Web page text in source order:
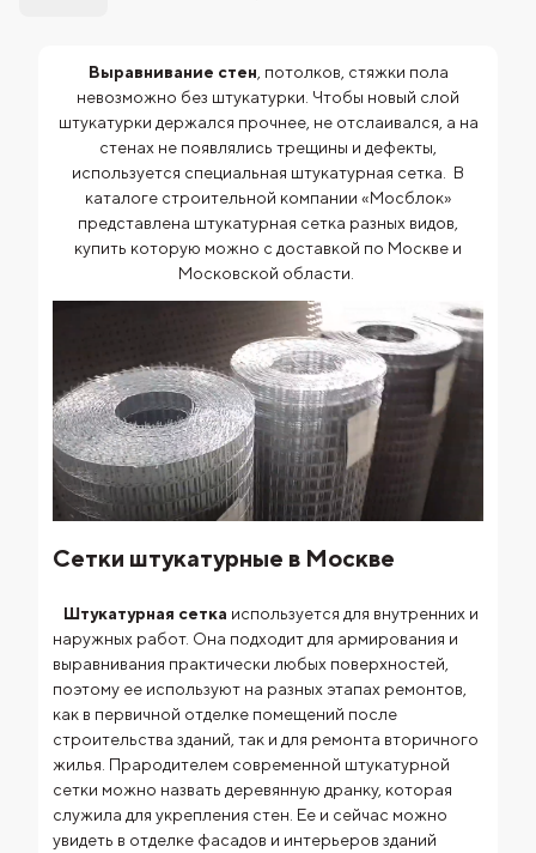
Выравнивание стен , потолков, стяжки пола
невозможно без штукатурки. Чтобы новый слой
штукатурки держался прочнее, не отслаивался, а на
стенах не появлялись трещины и дефекты,
используется специальная штукатурная сетка. В
каталоге строительной компании «Мосблок»
представлена штукатурная сетка разных видов,
купить которую можно с доставкой по Москве и
Московской области.
Сетки штукатурные в Москве
Штукатурная сетка используется для внутренних и
наружных работ. Она подходит для армирования и
выравнивания практически любых поверхностей,
поэтому ее используют на разных этапах ремонтов,
как в первичной отделке помещений после
строительства зданий, так и для ремонта вторичного
жилья. Прародителем современной штукатурной
сетки можно назвать деревянную дранку, которая
служила для укрепления стен. Ее и сейчас можно
увидеть в отделке фасадов и интерьеров зданий